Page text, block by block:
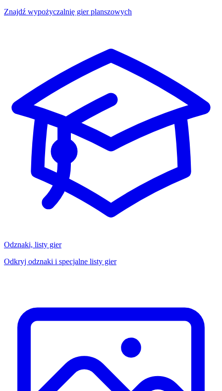
Znajdź wypożyczalnię gier planszowych
Odznaki, listy gier
Odkryj odznaki i specjalne listy gier